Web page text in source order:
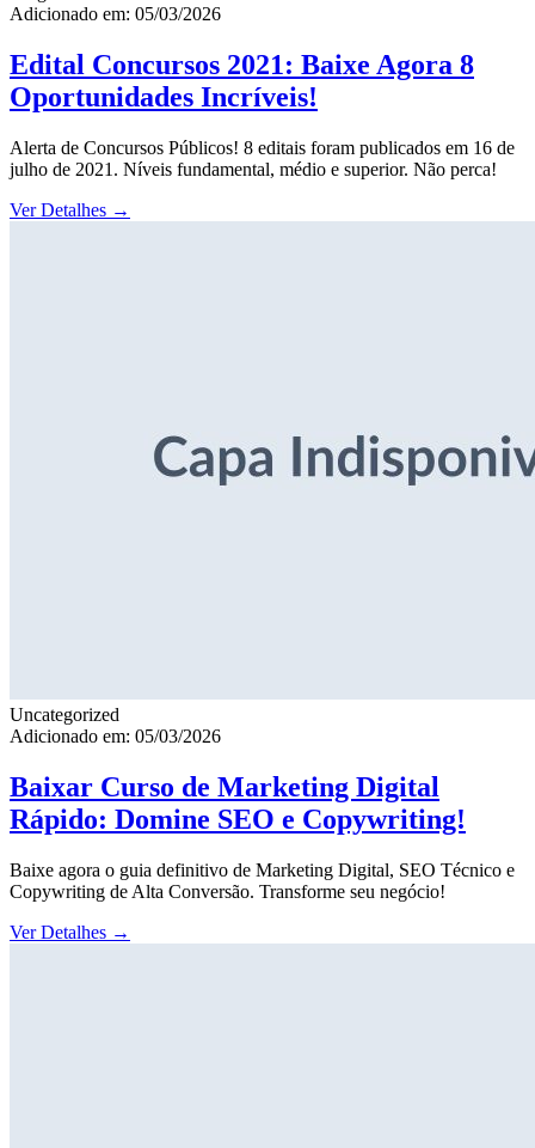
Adicionado em: 05/03/2026
Edital Concursos 2021: Baixe Agora 8
Oportunidades Incríveis!
Alerta de Concursos Públicos! 8 editais foram publicados em 16 de
julho de 2021. Níveis fundamental, médio e superior. Não perca!
Ver Detalhes →
Uncategorized
Adicionado em: 05/03/2026
Baixar Curso de Marketing Digital
Rápido: Domine SEO e Copywriting!
Baixe agora o guia definitivo de Marketing Digital, SEO Técnico e
Copywriting de Alta Conversão. Transforme seu negócio!
Ver Detalhes →